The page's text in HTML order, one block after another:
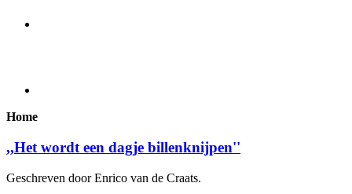
Home
,,Het wordt een dagje billenknijpen''
Geschreven door Enrico van de Craats.